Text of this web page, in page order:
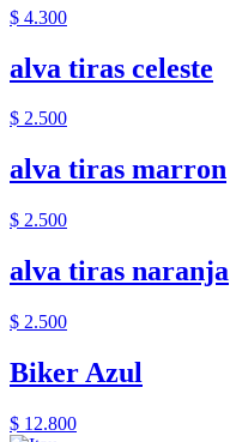
$ 4.300
alva tiras celeste
$ 2.500
alva tiras marron
$ 2.500
alva tiras naranja
$ 2.500
Biker Azul
$ 12.800